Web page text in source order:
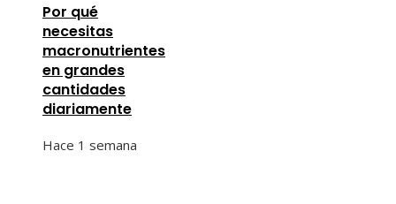
Por qué
necesitas
macronutrientes
en grandes
cantidades
diariamente
Hace 1 semana